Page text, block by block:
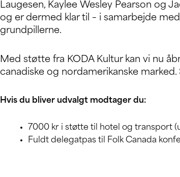
Laugesen, Kaylee Wesley Pearson og
og er dermed klar til – i samarbejde
grundpillerne.
Med støtte fra KODA Kultur kan vi nu
canadiske og nordamerikanske
Hvis du bliver udvalgt modtager du:
7000 kr i støtte til hotel og transport
Fuldt delegatpas til Folk Canada